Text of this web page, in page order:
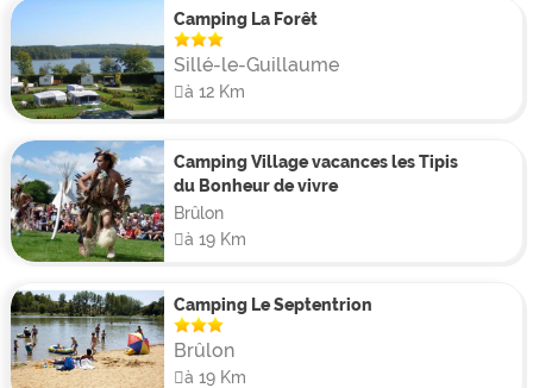
Camping La Forêt
Sillé-le-Guillaume
à 12 Km
Camping Village vacances les Tipis
du Bonheur de vivre
Brûlon
à 19 Km
Camping Le Septentrion
Brûlon
à 19 Km